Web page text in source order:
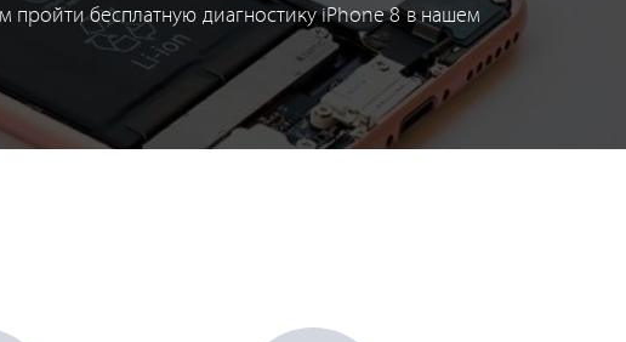
пройти бесплатную диагностику iPhone 8 в нашем